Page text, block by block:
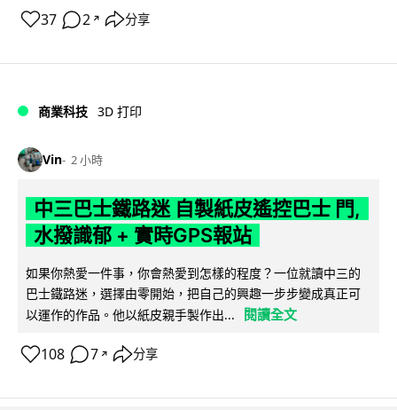
37 2 ↗ 分享
商業科技 3D 打印
Vin 2 小時
中三巴士鐵路迷 自製紙皮遙控巴士 門,
水撥識郁 + 實時GPS報站
如果你熱愛一件事，你會熱愛到怎樣的程度？一位就讀中三的
巴士鐵路迷，選擇由零開始，把自己的興趣一步步變成真正可
以運作的作品。他以紙皮親手製作出...
閱讀全文
108 7 ↗ 分享